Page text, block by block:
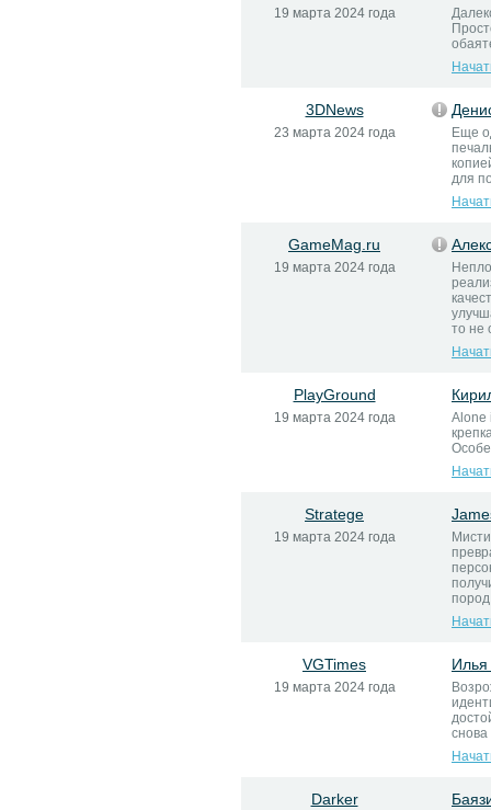
19 марта 2024 года
3DNews
23 марта 2024 года
Еще
для
GameMag.ru
19 марта 2024 года
то не
PlayGround
19 марта 2024 года
Alone
Stratege
19 марта 2024 года
пород
VGTimes
19 марта 2024 года
Илья
снова
Darker